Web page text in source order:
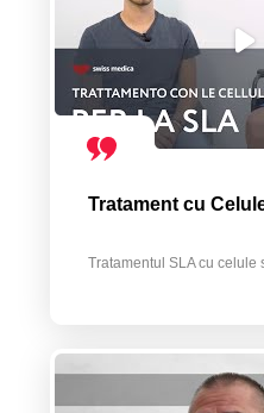
Tratament cu
Tratamentul SLA cu celule